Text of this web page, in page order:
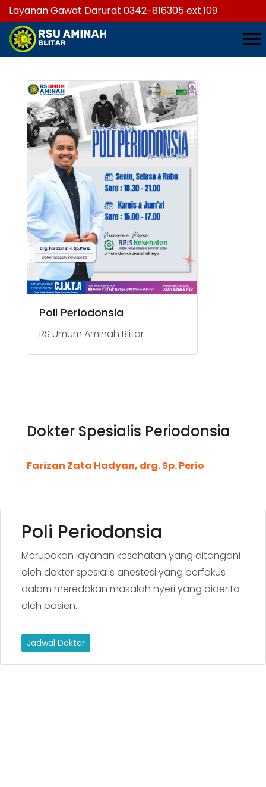
Layanan Gawat Darurat 0342-816305 ext.109
Poli Periodonsia
RS Umum Aminah Blitar
Dokter Spesialis Periodonsia
Farizan Zata Hadyan, drg. Sp. Perio
Poli Periodonsia
Merupakan layanan kesehatan yang ditangani
oleh dokter spesialis anestesi yang berfokus
dalam meredakan masalah nyeri yang diderita
oleh pasien.
Jadwal Dokter